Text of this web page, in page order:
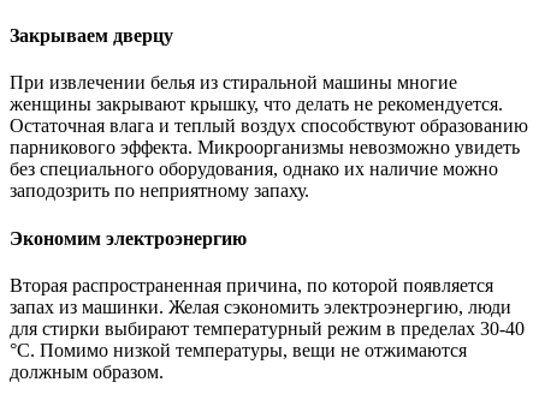
Закрываем дверцу
При извлечении белья из стиральной машины многие
женщины закрывают крышку, что делать не рекомендуется.
Остаточная влага и теплый воздух способствуют образованию
парникового эффекта. Микроорганизмы невозможно увидеть
без специального оборудования, однако их наличие можно
заподозрить по неприятному запаху.
Экономим электроэнергию
Вторая распространенная причина, по которой появляется
запах из машинки. Желая сэкономить электроэнергию, люди
для стирки выбирают температурный режим в пределах 30-40
°C. Помимо низкой температуры, вещи не отжимаются
должным образом.